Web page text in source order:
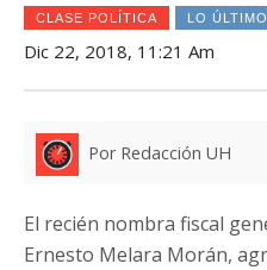
CLASE POLÍTICA LO ÚLTIMO
Dic 22, 2018, 11:21 Am
Por Redacción UH
El recién nombra fiscal
Ernesto Melara Morán,